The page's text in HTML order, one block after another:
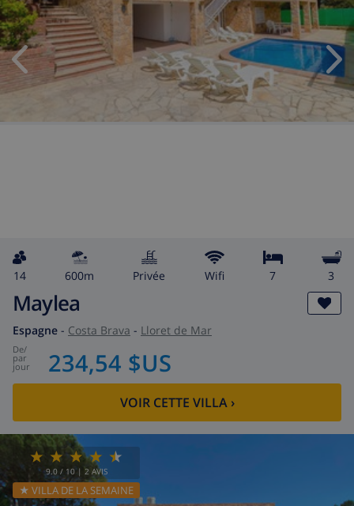
14 600m privée wifi 7 3
Maylea
Espagne - Costa Brava - Lloret de Mar
de/
par
jour 234,54 $US
VOIR CETTE VILLA›
9.0/ 10 | 2 AVIS
★ VILLA DE LA SEMAINE